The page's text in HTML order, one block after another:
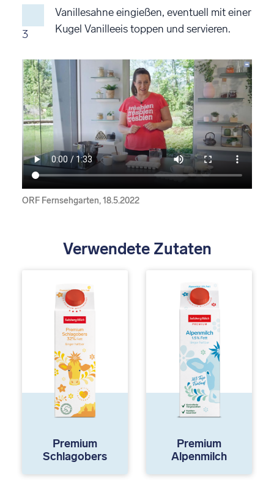
3
Vanillesahne eingießen, eventuell mit einer
Kugel Vanilleeis toppen und servieren.
ORF Fernsehgarten, 18.5.2022
Verwendete Zutaten
Premium
Schlagobers
Premium
Alpenmilch